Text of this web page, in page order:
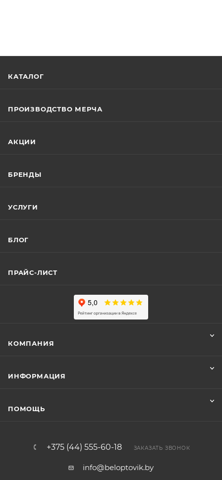
КАТАЛОГ
ПРОИЗВОДСТВО МЕРЧА
АКЦИИ
БРЕНДЫ
УСЛУГИ
БЛОГ
ПРАЙС-ЛИСТ
КОМПАНИЯ
ИНФОРМАЦИЯ
ПОМОЩЬ
+375 (44) 555-60-18 ЗАКАЗАТЬ ЗВОНОК
info@beloptovik.by